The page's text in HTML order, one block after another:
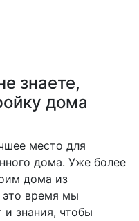
знаете,
дома
место для
дома. Уже более
дома из
это время мы
знания, чтобы